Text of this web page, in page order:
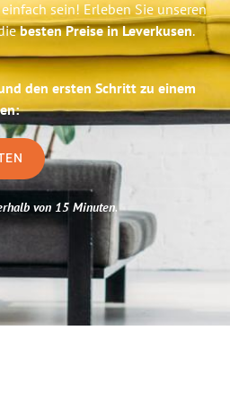
sein! Erleben Sie unseren
besten Preise in Leverkusen.
den ersten Schritt zu einem
von 15 Minuten.